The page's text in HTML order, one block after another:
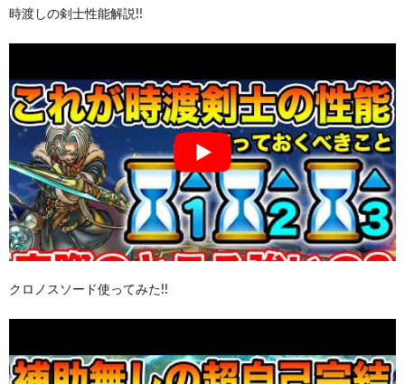
時渡しの剣士性能解説!!
クロノスソード使ってみた!!